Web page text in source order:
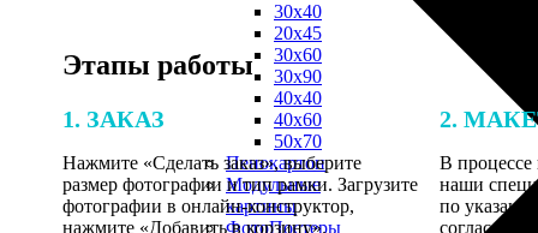
30х40
20х45
30х60
30х90
40х40
40х60
50х70
Пенокартон
Модульные
картины
ФотоПостеры
Этапы работы
1. ЗАКАЗ
Нажмите «Сделать заказ», выберите
размер фотографии и тип рамки. Загрузите
фотографии в онлайн-конструктор,
нажмите «Добавить в корзину».
2.
В процессе
наши
по